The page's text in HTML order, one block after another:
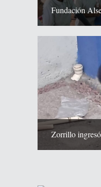
Fundación
Zorrillo